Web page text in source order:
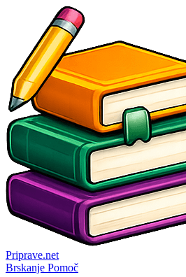
Priprave.net
Brskanje Pomoč